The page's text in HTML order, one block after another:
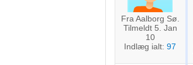
Fra Aalborg Sø.
Tilmeldt 5. Jan
10
Indlæg ialt: 97